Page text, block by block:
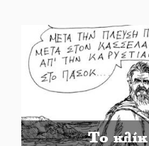
Το κλίκ